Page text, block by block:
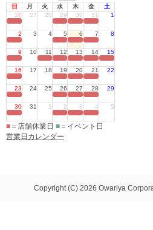
日
月 火 水 木 金
土
26
27 28 29 30 31 1
2 3 4 5 6 7 8
9 10 11 12 13 14 15
16 17 18 19 20 21 22
23 24 25 26 27 28 29
30 31 1 2 3 4 5
■ ＝店舗休業日 ■ ＝イベント日
営業日カレンダー
Copyright (C) 2026 Owariya